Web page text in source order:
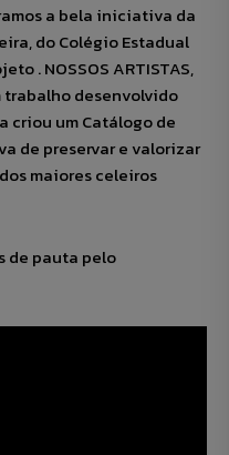
a bela iniciativa da
do Colégio Estadual
. NOSSOS ARTISTAS,
trabalho desenvolvido
criou um Catálogo de
de preservar e valorizar
maiores celeiros
de pauta pelo